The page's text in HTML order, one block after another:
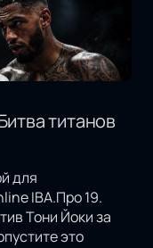
титанов
для
IBA.Про 19.
Тони Йоки за
это